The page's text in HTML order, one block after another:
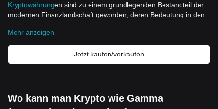
Kryptowährungen sind zu einem grundlegenden Bestandteil der
modernen Finanzlandschaft geworden, deren Bedeutung in den
finanzielle Autonomie, Dezentralisation und revolutionäre
Technologie und haben weitreichende Auswirkungen auf die Art
und Weise, wie Finanztransaktionen weltweit durchgeführt
werden.
Währungen denken, vollständig verändert. Ein anonymer
Mehr anzeigen
Jetzt kaufen/verkaufen
Wo kann man Krypto wie Gamma